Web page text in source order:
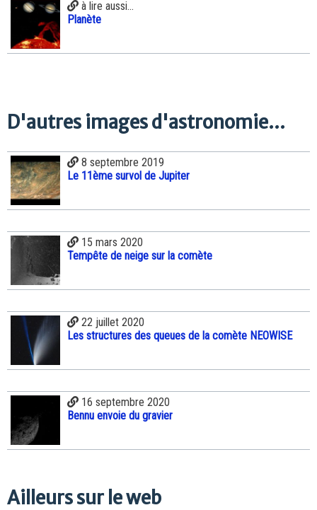
à lire aussi...
Planète
D'autres images d'astronomie...
8 septembre 2019
Le 11ème survol de Jupiter
15 mars 2020
Tempête de neige sur la comète
22 juillet 2020
Les structures des queues de la comète NEOWISE
16 septembre 2020
Bennu envoie du gravier
Ailleurs sur le web